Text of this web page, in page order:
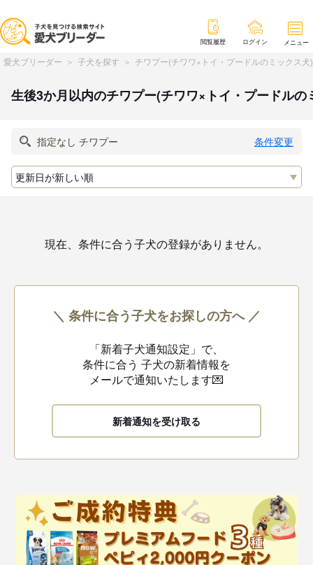
閲覧履歴 ログイン メニュー
愛犬ブリーダー 子犬を探す チワプー(チワワ×トイ・プードルのミックス
生後3か月以内のチワプー(チワワ×トイ・プードル
条件変更
現在、条件に合う子犬の登録がありません。
＼ 条件に合う子犬をお探しの方へ ／
「新着子犬通知設定」で、
条件に合う 子犬の新着情報を
メールで通知いたします💌
新着通知を受け取る